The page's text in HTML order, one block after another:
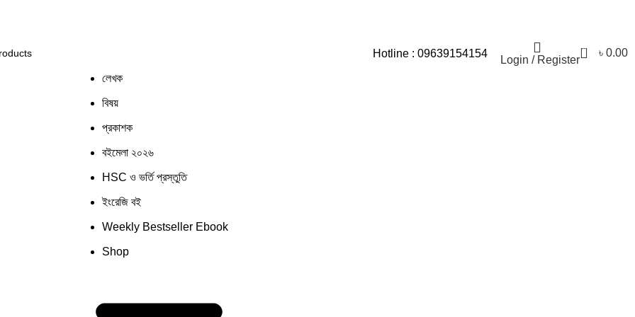
Hotline : 09639154154
Login / Register
0 ৳ 0.00
লেখক
বিষয়
প্রকাশক
বইমেলা ২০২৬
HSC ও ভর্তি প্রস্তুতি
ইংরেজি বই
Weekly Bestseller Ebook
Shop